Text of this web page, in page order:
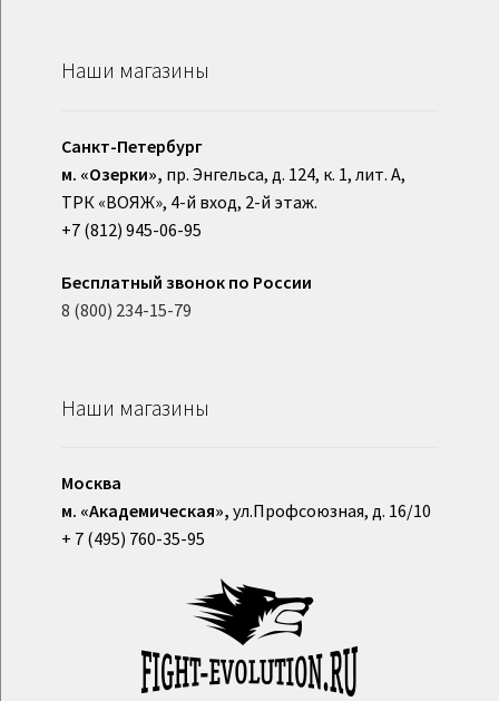
Наши магазины
Санкт-Петербург
м. «Озерки», пр. Энгельса, д. 124, к. 1, лит. А,
ТРК «ВОЯЖ», 4-й вход, 2-й этаж.
+7 (812) 945-06-95
Бесплатный звонок по России
8 (800) 234-15-79
Наши магазины
Москва
м. «Академическая», ул.Профсоюзная, д. 16/10
+ 7 (495) 760-35-95